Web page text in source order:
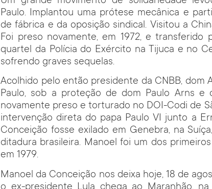
Paulo. Implantou uma prótese mecânica e
de fábrica e da oposição sindical. Visitou a
Foi preso novamente, em 1972, e
quartel da Polícia do Exército na Tijuca e no
sofrendo graves sequelas.
Acolhido pelo então presidente da CNBB, dom
Paulo, sob a proteção de dom Paulo Arns e
novamente preso e torturado no DOI-Codi de
intervenção direta do papa Paulo VI junto a
Conceição fosse exilado em Genebra, na
ditadura brasileira. Manoel foi um dos
em 1979.
Manoel da Conceição nos deixa hoje, 18 de